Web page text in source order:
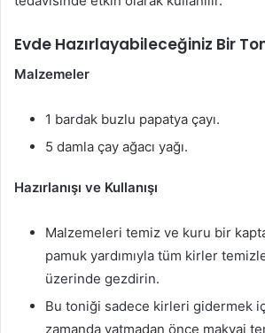
Evde Hazırlayabileceğiniz Bir
Malzemeler
1 bardak buzlu papatya çayı.
5 damla çay ağacı yağı.
Hazırlanışı ve Kullanışı
Malzemeleri temiz ve kuru bir
pamuk yardımıyla tüm kirler
üzerinde gezdirin.
Bu toniği sadece kirleri gidermek
zamanda yatmadan önce makyaj